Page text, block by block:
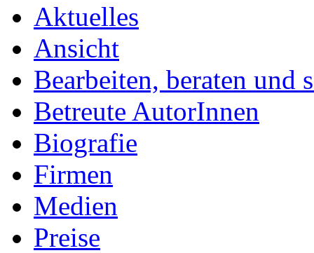
Aktuelles
Ansicht
Bearbeiten, beraten und
Betreute AutorInnen
Biografie
Firmen
Medien
Preise